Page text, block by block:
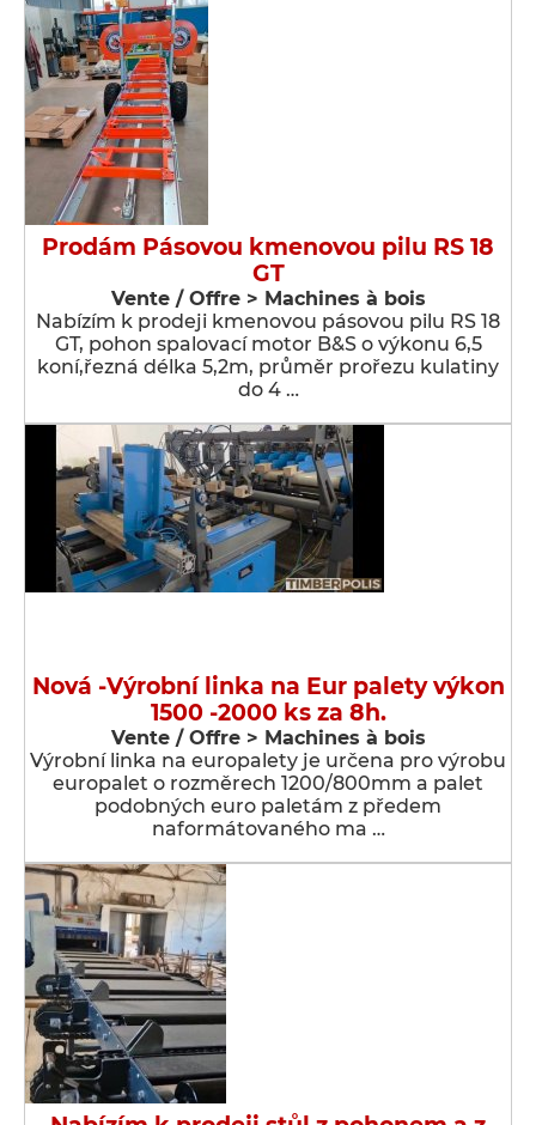
Prodám Pásovou kmenovou pilu RS 18
GT
Vente / Offre > Machines à bois
Nabízím k prodeji kmenovou pásovou pilu RS 18
GT, pohon spalovací motor B&S o výkonu 6,5
koní,řezná délka 5,2m, průměr prořezu kulatiny
do 4 …
Nová -Výrobní linka na Eur palety výkon
1500 -2000 ks za 8h.
Vente / Offre > Machines à bois
Výrobní linka na europalety je určena pro výrobu
europalet o rozměrech 1200/800mm a palet
podobných euro paletám z předem
naformátovaného ma …